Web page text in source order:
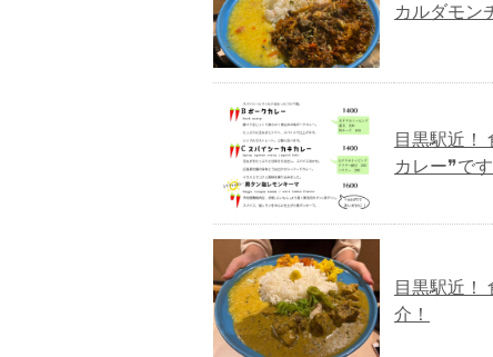
カルダモン
目黒駅近！
カレー❞です
目黒駅近！
介！